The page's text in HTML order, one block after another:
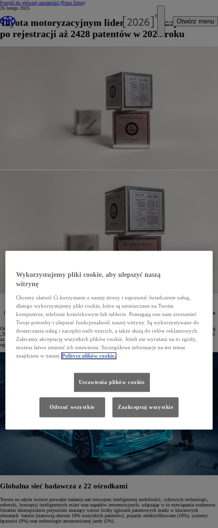
Przejdź do głównej zawartości (Press Enter)
Otwórz menu
26 lutego 2025
Toyota motoryzacyjnym liderem innowacji w USA
po rejestracji aż 2428 patentów w 2024 roku
Toyota już po raz 11. z rzędu znalazła się na szczycie zestawienia patentowego wśród wszystkich
producentów samochodów w USA. Według najnowszego rankingu Intellectual Property Owners
Association Toyota utrzymała dominującą pozycję w sektorze motoryzacyjnym, zajmując jednocześnie
10. miejsce w klasyfikacji obejmującej wszystkie gałęzie przemysłu.
Organizacja non-profit Intellectual Property Owners Association nieprzerwanie od 1972 roku publikuje ranking
„Top 300 Organizations Granted U.S. Patents”, w którym Toyota regularnie zajmuje czołowe lokaty. W edycji
za 2024 rok największy światowy producent aut zarejestrował 2428 wniosków patentowych, co ponownie
ugruntowało pozycję Toyoty jako lidera innowacyjności w amerykańskim przemyśle samochodowym.
Globalna sieć badawcza z 22 ośrodkami
Toyota na całym świecie prowadzi badania nad rozwojem inteligentnej mobilności, cyfrowych technologii,
robotyki, koncepcji inteligentnych miast oraz napędów zeroemisyjnych, włączając w to rozwiązania wodorowe.
Ostatnie dziesięciolecie przyniosło znaczący wzrost liczby zgłoszeń patentowych marki w kluczowych
obszarach: baterie (stanowią obecnie 18% wszystkich patentów), pojazdy zelektryfikowane (18%), systemy
łączności (9%) oraz technologie autonomicznej jazdy (5%).
Wykorzystujemy pliki cookie, aby ulepszyć naszą
witrynę
Chcemy ułatwić Ci korzystanie z naszej strony i usprawnić świadczenie usług,
dlatego wykorzystujemy pliki cookie, które są umieszczane na Twoim
komputerze, telefonie komórkowym lub tablecie. Pomagają one nam zrozumieć
Twoje potrzeby i ulepszać funkcjonalność naszej witryny. Są wykorzystywane do
dostarczania usług i narzędzi osób trzecich, a także służą do celów reklamowych.
Zalecamy akceptację wszystkich plików cookie. Jeżeli nie wyrażasz na to zgody,
możesz łatwo zmienić ich ustawienia. Szczegółowe informacje na ten temat
znajdziesz w naszej Polityce plików cookie.
Ustawienia plików cookie
Odrzuć wszystkie Zaakceptuj wszystkie